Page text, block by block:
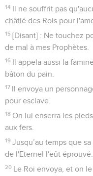
14 Il ne souffrit pas
châtié des Rois pour
15 [Disant] : Ne touchez
de mal à mes Prophètes.
16 Il appela aussi la
bâton du pain.
17 Il envoya un
pour esclave.
18 On lui enserra les
aux fers.
19 Jusqu’au temps que
de l'Eternel l'eût éprouvé.
20 Le Roi envoya, et on